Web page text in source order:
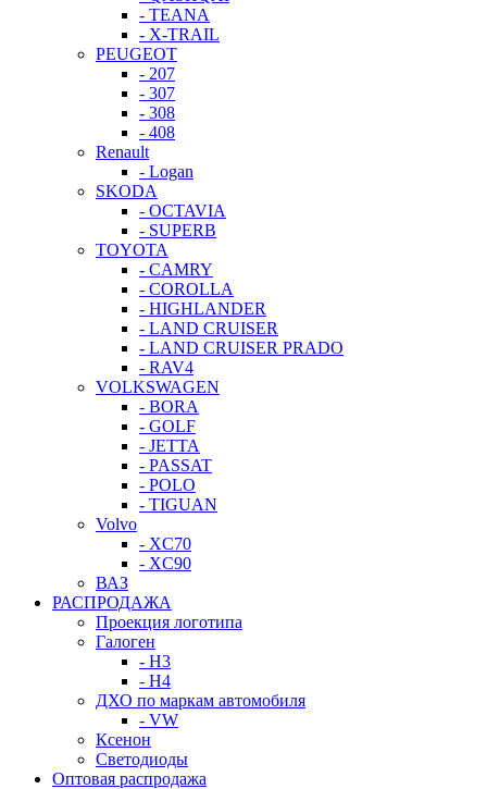
- TEANA
- X-TRAIL
PEUGEOT
- 207
- 307
- 308
- 408
Renault
- Logan
SKODA
- OCTAVIA
- SUPERB
TOYOTA
- CAMRY
- COROLLA
- HIGHLANDER
- LAND CRUISER
- LAND CRUISER PRADO
- RAV4
VOLKSWAGEN
- BORA
- GOLF
- JETTA
- PASSAT
- POLO
- TIGUAN
Volvo
- XC70
- XC90
ВАЗ
РАСПРОДАЖА
Проекция логотипа
Галоген
- H3
- H4
ДХО по маркам автомобиля
- VW
Ксенон
Светодиоды
Оптовая распродажа